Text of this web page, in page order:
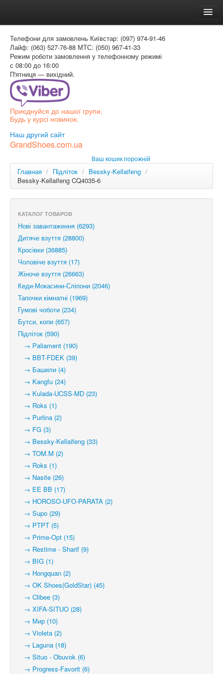
Доставка и оплата
Как заказать
Контакти
Таблиця розмірів
Вхід для покупця
РОС
Телефони для замовлень Київстар: (097) 974-91-46
Лайф: (063) 527-76-88 МТС: (050) 967-41-33
Режим роботи замовлення у телефонному режимі
с 08:00 до 16:00
П'ятниця — вихідний.
Приєднуйся до нашої групи.
Будь у курсі новинок.
Наш другий сайт
GrandShoes.com.ua
Ваш кошик порожній
Главная / Підліток / Bessky-Kellaifeng /
Bessky-Kellaifeng CQ4035-6
КАТАЛОГ ТОВАРОВ
Нові завантаження (6293)
Дитяче взуття (28800)
Кросівки (36885)
Чоловіче взуття (17)
Жіноче взуття (26663)
Кеди-Мокасини-Сліпони (2046)
Тапочки кімнатні (1969)
Гумові чоботи (234)
Бутси, копи (657)
Підліток (590)
→ Paliament (190)
→ BBT-FDEK (39)
→ Башили (4)
→ Kangfu (24)
→ Kulada-UCSS-MD (23)
→ Roks (1)
→ Purlina (2)
→ FG (3)
→ Bessky-Kellaifeng (33)
→ TOM.M (2)
→ Roks (1)
→ Nasite (26)
→ EE BB (17)
→ HOROSO-UFO-PARATA (2)
→ Supo (29)
→ PTPT (5)
→ Prime-Opt (15)
→ Restime - Sharif (9)
→ BIG (1)
→ Hongquan (2)
→ OK Shoes(GoldStar) (45)
→ Clibee (3)
→ XIFA-SITUO (28)
→ Мир (10)
→ Violeta (2)
→ Laguna (18)
→ Situo - Obuvok (6)
→ Progress-Favorit (6)